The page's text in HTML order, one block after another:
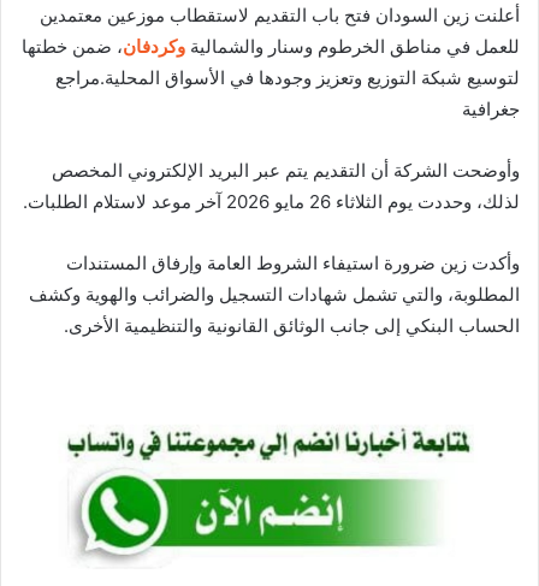
أعلنت زين السودان فتح باب التقديم لاستقطاب موزعين معتمدين
للعمل في مناطق الخرطوم وسنار والشمالية وكردفان، ضمن خطتها
لتوسيع شبكة التوزيع وتعزيز وجودها في الأسواق المحلية.مراجع
جغرافية
وأوضحت الشركة أن التقديم يتم عبر البريد الإلكتروني المخصص
لذلك، وحددت يوم الثلاثاء 26 مايو 2026 آخر موعد لاستلام الطلبات.
وأكدت زين ضرورة استيفاء الشروط العامة وإرفاق المستندات
المطلوبة، والتي تشمل شهادات التسجيل والضرائب والهوية وكشف
الحساب البنكي إلى جانب الوثائق القانونية والتنظيمية الأخرى.